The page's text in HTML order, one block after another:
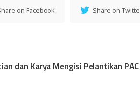
on Facebook Share on
dan Karya Mengisi Pelantikan PAC